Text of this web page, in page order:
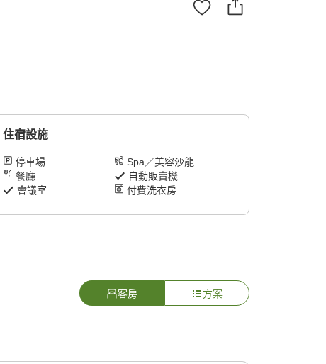
住宿設施
停車場
Spa／美容沙龍
餐廳
自動販賣機
會議室
付費洗衣房
客房 方案